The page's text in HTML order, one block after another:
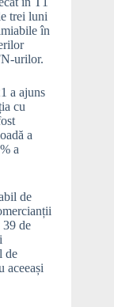
trei luni
în
urilor.
a ajuns
cu
a
a
de
39 de
de
aceeași